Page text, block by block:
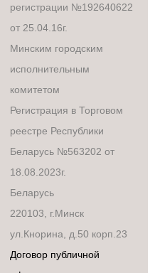
регистрации №192640622
от 25.04.16г.
Минским городским
исполнительным
комитетом
Регистрация в Торговом
реестре Республики
Беларусь №563202 от
18.08.2023г.
Беларусь
220103, г.Минск
ул.Кнорина, д.50 корп.23
Договор публичной